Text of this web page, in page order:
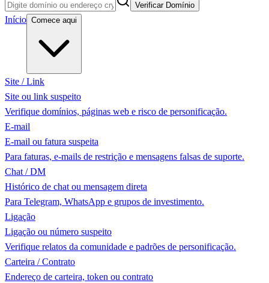
Verificar Domínio
Início Comece aqui
Site / Link
Site ou link suspeito
Verifique domínios, páginas web e risco de personificação.
E-mail
E-mail ou fatura suspeita
Para faturas, e-mails de restrição e mensagens falsas de suporte.
Chat / DM
Histórico de chat ou mensagem direta
Para Telegram, WhatsApp e grupos de investimento.
Ligação
Ligação ou número suspeito
Verifique relatos da comunidade e padrões de personificação.
Carteira / Contrato
Endereço de carteira, token ou contrato